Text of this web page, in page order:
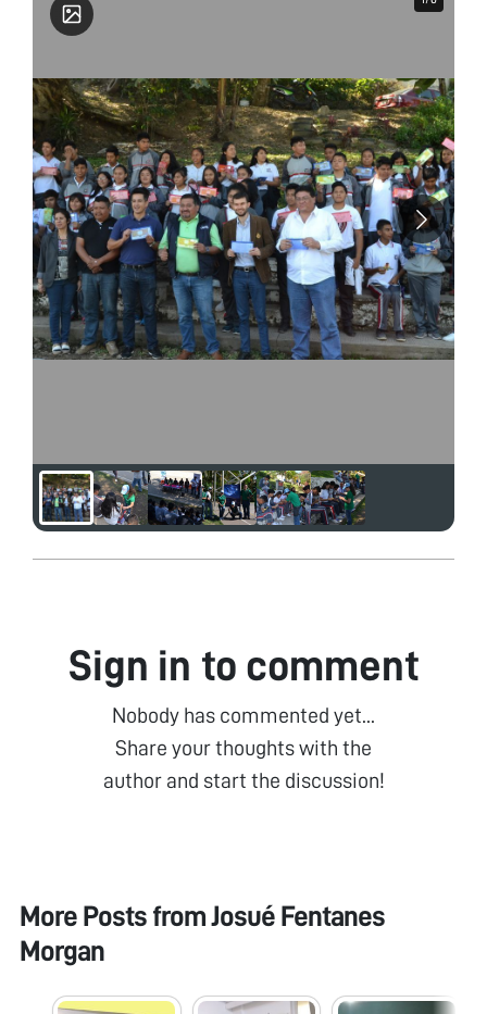
de Xalapa, Veracruz, México Habilidades: •
Liderazgo y trabajo en equipo • Real sentido de
urgencia • Negociador • Desarrollo de tareas por
objetivos • Toma de decisiones de alto nivel •
Alineado a la filosofía de la empresa • Inmediata
Integración y facilidad de palabra Personalidad: •
Extrovertido cuando se necesita • Colaborativo •
Empático con acciones humanitarias •
Responsable de mis acciones • Creativo Logros y
Aportaciones Recientes: • Ofrecer talleres y
cursos gratuitos al público sobre diversos temas
de tecnologías que coadyuven a la mejora
económica del municipio de mi ciudad • Acercar
la Ciencia y la Tecnología a niños y adolescentes
del municipio creando programas y acciones
relevantes en los campos de la física, química,
biología y matemáticas • Generar grupos de
colaboración entre Instituciones, empresas y
herramientas de marketing digital y presencia en
el internet.
Sign in to comment
Nobody has commented yet...
Share your thoughts with the
author and start the discussion!
More Posts fromJosué Fentanes
Morgan